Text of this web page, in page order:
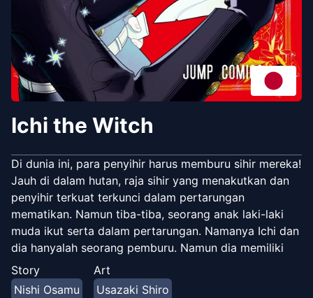
Ichi the Witch
Di dunia ini, para penyihir harus memburu sihir mereka!
Jauh di dalam hutan, raja sihir yang menakutkan dan
penyihir terkuat terkunci dalam pertarungan
mematikan. Namun tiba-tiba, seorang anak laki-laki
muda ikut serta dalam pertarungan. Namanya Ichi dan
dia hanyalah seorang pemburu. Namun dia memiliki
kekuatan untuk membalikkan dunia sihir dalam kisah
fantasi perburuan sihir epik ini!
Story
Nishi Osamu
Art
Usazaki Shiro